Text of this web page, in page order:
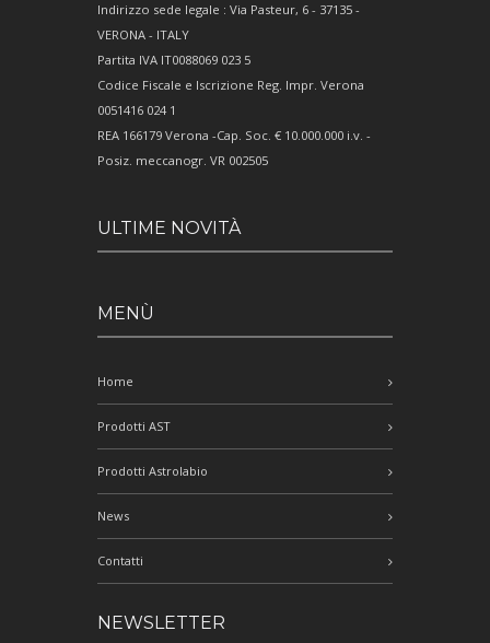
Indirizzo sede legale : Via Pasteur, 6 - 37135 -
VERONA - ITALY
Partita IVA IT0088069 023 5
Codice Fiscale e Iscrizione Reg. Impr. Verona
0051416 024 1
REA 166179 Verona -Cap. Soc. € 10.000.000 i.v. -
Posiz. meccanogr. VR 002505
ULTIME NOVITÀ
MENÙ
Home
Prodotti AST
Prodotti Astrolabio
News
Contatti
NEWSLETTER